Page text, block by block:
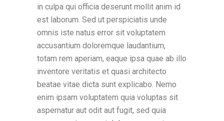
in culpa qui officia deserunt mollit anim id
est laborum. Sed ut perspiciatis unde
omnis iste natus error sit voluptatem
accusantium doloremque laudantium,
totam rem aperiam, eaque ipsa quae ab illo
inventore veritatis et quasi architecto
beatae vitae dicta sunt explicabo. Nemo
enim ipsam voluptatem quia voluptas sit
aspernatur aut odit aut fugit, sed quia